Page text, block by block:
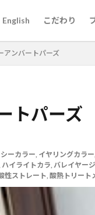
English こだわり
アンバートパーズ
トパーズ
ーカラー, イヤリングカラー,
ハイライトカラ, バレイヤー
性ストレート, 酸熱トリート
代50代60代 京都市役所
三条河原町 三条
ー 御池
メンズパーマ
酸熱トリートメント
髪ドラつるりんちょ